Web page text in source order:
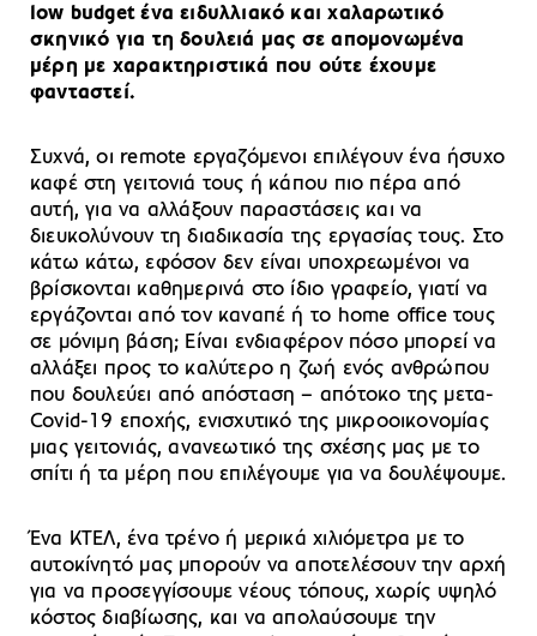
low budget ένα ειδυλλιακό και χαλαρωτικό
σκηνικό για τη δουλειά μας σε απομονωμένα
μέρη με χαρακτηριστικά που ούτε έχουμε
φανταστεί.
Συχνά, οι remote εργαζόμενοι επιλέγουν ένα ήσυχο
καφέ στη γειτονιά τους ή κάπου πιο πέρα από
αυτή, για να αλλάξουν παραστάσεις και να
διευκολύνουν τη διαδικασία της εργασίας τους. Στο
κάτω κάτω, εφόσον δεν είναι υποχρεωμένοι να
βρίσκονται καθημερινά στο ίδιο γραφείο, γιατί να
εργάζονται από τον καναπέ ή το home office τους
σε μόνιμη βάση; Είναι ενδιαφέρον πόσο μπορεί να
αλλάξει προς το καλύτερο η ζωή ενός ανθρώπου
που δουλεύει από απόσταση – απότοκο της μετα-
Covid-19 εποχής, ενισχυτικό της μικροοικονομίας
μιας γειτονιάς, ανανεωτικό της σχέσης μας με το
σπίτι ή τα μέρη που επιλέγουμε για να δουλέψουμε.
Ένα ΚΤΕΛ, ένα τρένο ή μερικά χιλιόμετρα με το
αυτοκίνητό μας μπορούν να αποτελέσουν την αρχή
για να προσεγγίσουμε νέους τόπους, χωρίς υψηλό
κόστος διαβίωσης, και να απολαύσουμε την